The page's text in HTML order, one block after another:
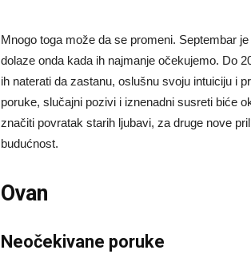
Mnogo toga može da se promeni. Septembar
dolaze onda kada ih najmanje očekujemo. Do
ih naterati da zastanu, oslušnu svoju intuiciju i
poruke, slučajni pozivi i iznenadni susreti biće
značiti povratak starih ljubavi, za druge nove
budućnost.
Ovan
Neočekivane poruke